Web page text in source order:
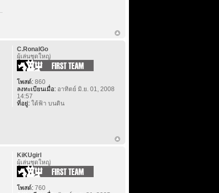
C.RonalGo
ผู้เล่นชุดใหญ่
โพสต์:860
ลงทะเบียนเมื่อ:อาทิตย์ มิ.ย. 01, 2008
14:57
ที่อยู่:ใต้ฟ้า บนดิน
KiKUgirl
ผู้เล่นชุดใหญ่
โพสต์:760